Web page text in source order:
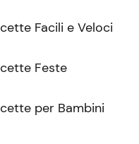
Facili e Veloci
Feste
per Bambini